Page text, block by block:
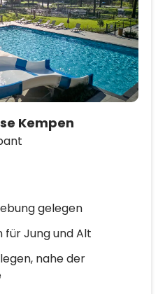
Kempen
gelegen
für Jung und Alt
nahe der